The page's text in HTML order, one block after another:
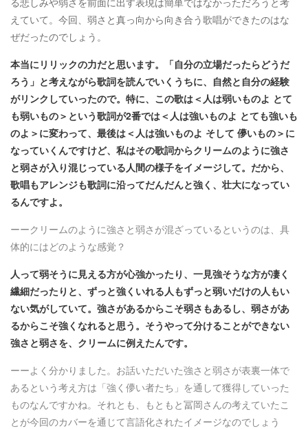
えていて。今回、弱さと真っ向から向き合う歌唱ができたのはな
ぜだったのでしょう。
本当にリリックの力だと思います。「自分の立場だったらどうだ
ろう」と考えながら歌詞を読んでいくうちに、自然と自分の経験
がリンクしていったので。特に、この歌は＜人は弱いものよ とて
も弱いもの＞という歌詞が2番では＜人は強いものよ とても強いも
のよ＞に変わって、最後は＜人は強いものよ そして 儚いもの＞に
なっていくんですけど、私はその歌詞からクリームのように強さ
と弱さが入り混じっている人間の様子をイメージして。だから、
歌唱もアレンジも歌詞に沿ってだんだんと強く、壮大になってい
るんですよ。
ーークリームのように強さと弱さが混ざっているというのは、具
体的にはどのような感覚？
人って弱そうに見える方が心強かったり、一見強そうな方が凄く
繊細だったりと、ずっと強くいれる人もずっと弱いだけの人もい
ない気がしていて。強さがあるからこそ弱さもあるし、弱さがあ
るからこそ強くなれると思う。そうやって分けることができない
強さと弱さを、クリームに例えたんです。
ーーよく分かりました。お話いただいた強さと弱さが表裏一体で
あるという考え方は「強く儚い者たち」を通して獲得していった
ものなんですかね。それとも、もともと冨岡さんの考えていたこ
とが今回のカバーを通じて言語化されたイメージなのでしょう